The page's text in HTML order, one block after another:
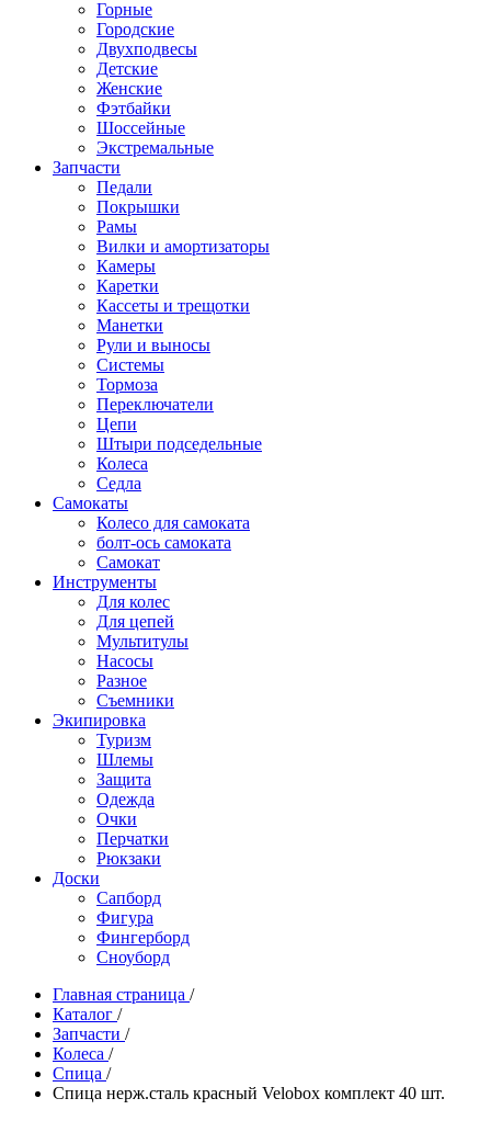
Горные
Городские
Двухподвесы
Детские
Женские
Фэтбайки
Шоссейные
Экстремальные
Запчасти
Педали
Покрышки
Рамы
Вилки и амортизаторы
Камеры
Каретки
Кассеты и трещотки
Манетки
Рули и выносы
Системы
Тормоза
Переключатели
Цепи
Штыри подседельные
Колеса
Седла
Самокаты
Колесо для самоката
болт-ось самоката
Самокат
Инструменты
Для колес
Для цепей
Мультитулы
Насосы
Разное
Съемники
Экипировка
Туризм
Шлемы
Защита
Одежда
Очки
Перчатки
Рюкзаки
Доски
Сапборд
Фигура
Фингерборд
Сноуборд
Главная страница /
Каталог /
Запчасти /
Колеса /
Спица /
Спица нерж.сталь красный Velobox комплект 40 шт.